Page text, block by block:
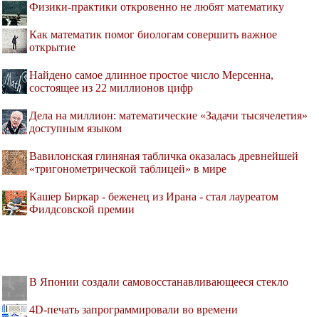
Физики-практики откровенно не любят математику
Как математик помог биологам совершить важное
открытие
Найдено самое длинное простое число Мерсенна,
состоящее из 22 миллионов цифр
Дела на миллион: математические «Задачи тысячелетия»
доступным языком
Вавилонская глиняная табличка оказалась древнейшей
«тригонометрической таблицей» в мире
Кашер Биркар - беженец из Ирана - стал лауреатом
Филдсовской премии
В Японии создали самовосстанавливающееся стекло
4D-печать запрограммировали во времени